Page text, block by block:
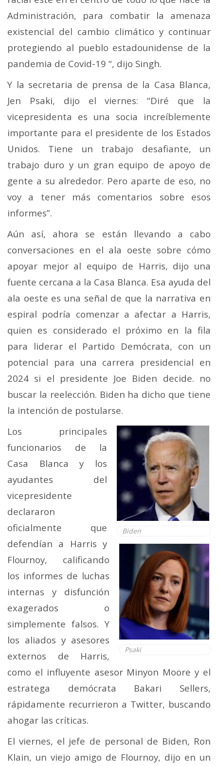
Administración, para combatir la amenaza
existencial del cambio climático y continuar
protegiendo al pueblo estadounidense de la
pandemia de Covid-19 “, dijo Singh.
Y la secretaria de prensa de la Casa Blanca,
Jen Psaki, dijo el viernes: “Diré que la
vicepresidenta es una socia increíblemente
importante para el presidente de los Estados
Unidos. Tiene un trabajo desafiante, un
trabajo duro y un gran equipo de apoyo de
gente a su alrededor. Pero aparte de eso, no
voy a tener más comentarios sobre esos
informes”.
Aún así, ahora se están llevando a cabo
conversaciones en el ala oeste sobre cómo
apoyar mejor al equipo de Harris, dijo una
fuente cercana a la Casa Blanca. Esa ayuda del
ala oeste es una señal de que la narrativa en
espiral podría comenzar a afectar a Harris,
quien es considerado el próximo en la fila
para liderar el Partido Demócrata, con un
potencial para una carrera presidencial en
2024 si el presidente Joe Biden decide. no
buscar la reelección. Biden ha dicho que tiene
la intención de postularse.
Biden
Psaki
Los principales
funcionarios de la
Casa Blanca y los
ayudantes del
vicepresidente
declararon
oficialmente que
defendían a Harris y
Flournoy, calificando
los informes de luchas
internas y disfunción
exagerados o
simplemente falsos. Y
los aliados y asesores
externos de Harris,
como el influyente asesor Minyon Moore y el
estratega demócrata Bakari Sellers,
rápidamente recurrieron a Twitter, buscando
ahogar las críticas.
El viernes, el jefe de personal de Biden, Ron
Klain, un viejo amigo de Flournoy, dijo en un